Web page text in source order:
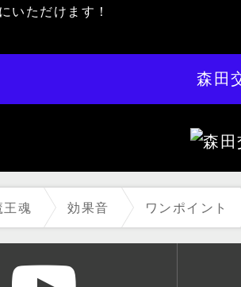
いただけます！
森田
王魂 効果音 ワンポイント